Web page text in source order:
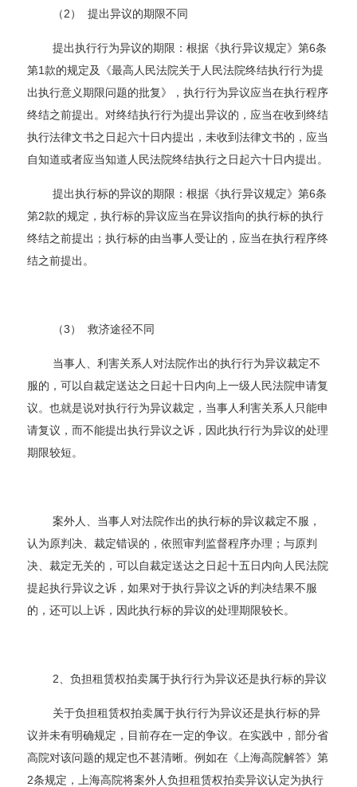
（2） 提出异议的期限不同
提出执行行为异议的期限：根据《执行异议规定》第6条
第1款的规定及《最高人民法院关于人民法院终结执行行为提
出执行意义期限问题的批复》，执行行为异议应当在执行程序
终结之前提出。对终结执行行为提出异议的，应当在收到终结
执行法律文书之日起六十日内提出，未收到法律文书的，应当
自知道或者应当知道人民法院终结执行之日起六十日内提出。
提出执行标的异议的期限：根据《执行异议规定》第6条
第2款的规定，执行标的异议应当在异议指向的执行标的执行
终结之前提出；执行标的由当事人受让的，应当在执行程序终
结之前提出。
（3） 救济途径不同
当事人、利害关系人对法院作出的执行行为异议裁定不
服的，可以自裁定送达之日起十日内向上一级人民法院申请复
议。也就是说对执行行为异议裁定，当事人利害关系人只能申
请复议，而不能提出执行异议之诉，因此执行行为异议的处理
期限较短。
案外人、当事人对法院作出的执行标的异议裁定不服，
认为原判决、裁定错误的，依照审判监督程序办理；与原判
决、裁定无关的，可以自裁定送达之日起十五日内向人民法院
提起执行异议之诉，如果对于执行异议之诉的判决结果不服
的，还可以上诉，因此执行标的异议的处理期限较长。
2、负担租赁权拍卖属于执行行为异议还是执行标的异议
关于负担租赁权拍卖属于执行行为异议还是执行标的异
议并未有明确规定，目前存在一定的争议。在实践中，部分省
高院对该问题的规定也不甚清晰。例如在《上海高院解答》第
2条规定，上海高院将案外人负担租赁权拍卖异议认定为执行